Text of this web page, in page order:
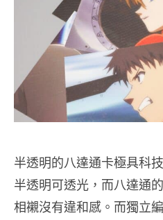
半透明的八達通卡極具科
半透明可透光，而八達通
相襯沒有違和感。而獨立